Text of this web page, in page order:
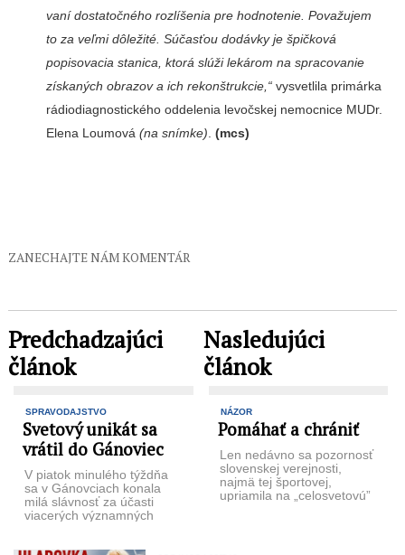
vaní dostatočného rozlíšenia pre hodnotenie. Považujem
to za veľmi dôležité. Súčasťou do­dávky je špičková
popisovacia stanica, ktorá slúži lekárom na spracovanie
získaných ob­razov a ich rekonštrukcie,“ vy­svetlila primárka
rádiodiagnostického oddelenia levoč­skej nemocnice MUDr.
Elena Loumová (na snímke) (mcs)
ZANECHAJTE NÁM KOMENTÁR
Predchadzajúci
článok
SPRAVODAJSTVO
Svetový unikát sa
vrátil do Gánoviec
V piatok minulého týždňa
sa v Gánovciach konala
milá slávnosť za účasti
viacerých významných
Nasledujúci
článok
NÁZOR
Pomáhať a chrániť
Len nedávno sa pozornosť
slovenskej verejnosti,
najmä tej športovej,
upriamila na „celosvetovú”